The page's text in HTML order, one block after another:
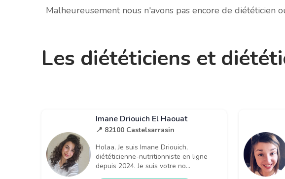
Malheureusement nous n'avons pas encore de diététicien
Les diététiciens et
Imane Driouich El Haouat
📍 82100 Castelsarrasin
Holaa, Je suis Imane Driouich,
diététicienne-nutritionniste en ligne
depuis 2024. Je suis votre no...